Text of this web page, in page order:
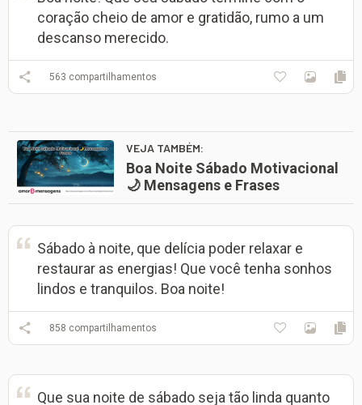
coração cheio de amor e gratidão, rumo a um
descanso merecido.
563 compartilhamentos
VEJA TAMBÉM:
Boa Noite Sábado Motivacional
🌙 Mensagens e Frases
Sábado à noite, que delícia poder relaxar e
restaurar as energias! Que você tenha sonhos
lindos e tranquilos. Boa noite!
858 compartilhamentos
Que sua noite de sábado seja tão linda quanto